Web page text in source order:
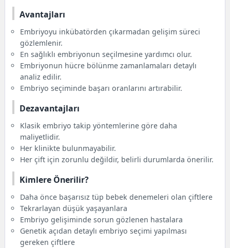
Avantajları
Embriyoyu inkübatörden çıkarmadan gelişim süreci
gözlemlenir.
En sağlıklı embriyonun seçilmesine yardımcı olur.
Embriyonun hücre bölünme zamanlamaları detaylı
analiz edilir.
Embriyo seçiminde başarı oranlarını artırabilir.
Dezavantajları
Klasik embriyo takip yöntemlerine göre daha
maliyetlidir.
Her klinikte bulunmayabilir.
Her çift için zorunlu değildir, belirli durumlarda önerilir.
Kimlere Önerilir?
Daha önce başarısız tüp bebek denemeleri olan çiftlere
Tekrarlayan düşük yaşayanlara
Embriyo gelişiminde sorun gözlenen hastalara
Genetik açıdan detaylı embriyo seçimi yapılması
gereken çiftlere